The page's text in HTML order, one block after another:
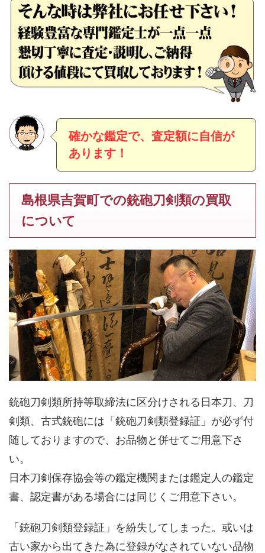
確かな鑑定で、査定額に自信が
あります！
島根県吉賀町での銃砲刀剣類の買取
について
銃砲刀剣類所持等取締法に区分けされる日本刀、刀
剣類、古式銃砲には「 銃砲刀剣類登録証 」が必ず付
随しておりますので、お品物と併せてご用意下さ
い。
日本刀剣保存協会等の鑑定機関または鑑定人の鑑定
書、認定書がある場合には同じくご用意下さい。
「銃砲刀剣類登録証」を紛失してしまった。或いは
古い家から出てきた為に登録がなされていない品物